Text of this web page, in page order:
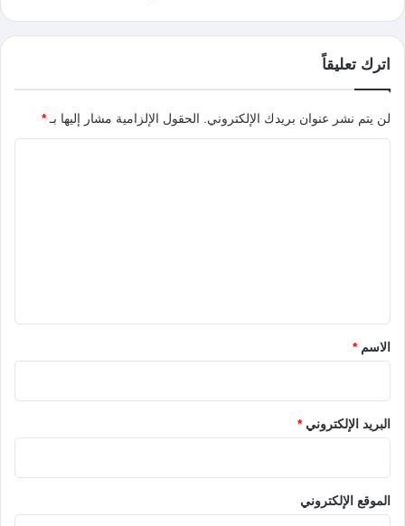
اترك تعليقاً
لن يتم نشر عنوان بريدك الإلكتروني. الحقول الإلزامية مشار إليها بـ*
*الاسم*
البريد الإلكتروني*
الموقع الإلكتروني